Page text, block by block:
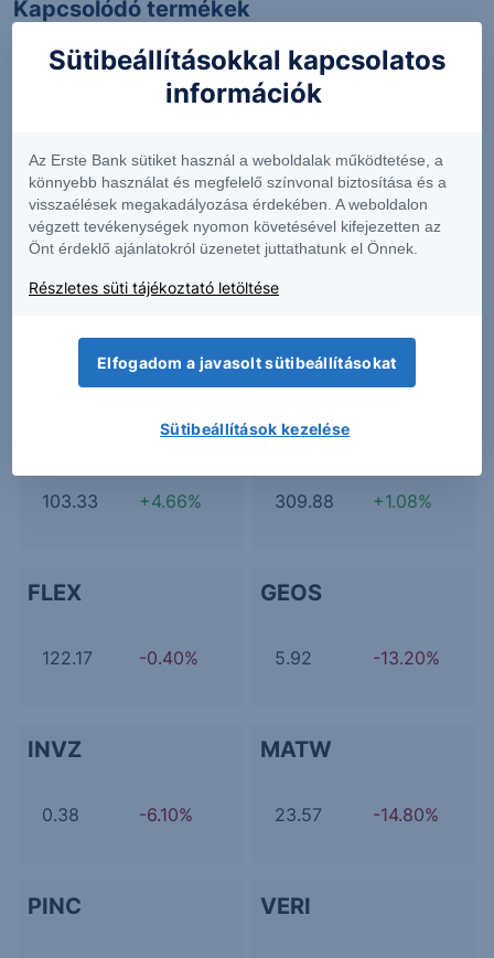
Kapcsolódó termékek
28.87 +1.48% 48.89 +1.08%
ANAB
57.02 +4.11%
COMM
19.58 +2.84%
103.33 +4.66%
EXPE
309.88 +1.08%
FLEX
122.17 -0.40%
GEOS
5.92 -13.20%
INVZ
0.38 -6.10%
MATW
23.57 -14.80%
PINC VERI
Sütibeállításokkal kapcsolatos
információk
Az Erste Bank sütiket használ a weboldalak működtetése, a
könnyebb használat és megfelelő színvonal biztosítása és a
visszaélések megakadályozása érdekében. A weboldalon
végzett tevékenységek nyomon követésével kifejezetten az
Önt érdeklő ajánlatokról üzenetet juttathatunk el Önnek.
Részletes süti tájékoztató letöltése
Elfogadom a javasolt sütibeállításokat
Sütibeállítások kezelése